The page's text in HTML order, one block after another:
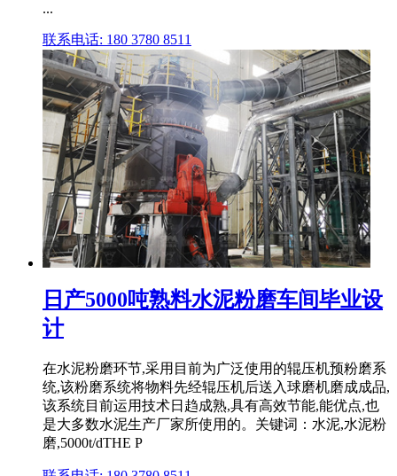
...
联系电话: 180 3780 8511
日产5000吨熟料水泥粉磨车间毕业设
计
在水泥粉磨环节,采用目前为广泛使用的辊压机预粉磨系
统,该粉磨系统将物料先经辊压机后送入球磨机磨成成品,
该系统目前运用技术日趋成熟,具有高效节能,能优点,也
是大多数水泥生产厂家所使用的。关键词：水泥,水泥粉
磨,5000t/dTHE P